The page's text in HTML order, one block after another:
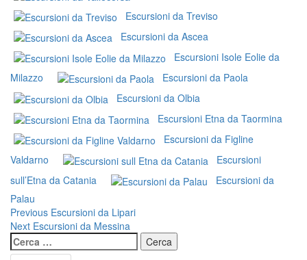
Escursioni da Treviso
Escursioni da Ascea
Escursioni Isole Eolie da
Milazzo
Escursioni da Paola
Escursioni da Olbia
Escursioni Etna da Taormina
Escursioni da Figline
Valdarno
Escursioni
sull’Etna da Catania
Escursioni da
Palau
Continue
Reading
Previous Escursioni da Lipari
Next Escursioni da Messina
Ricerca
per: